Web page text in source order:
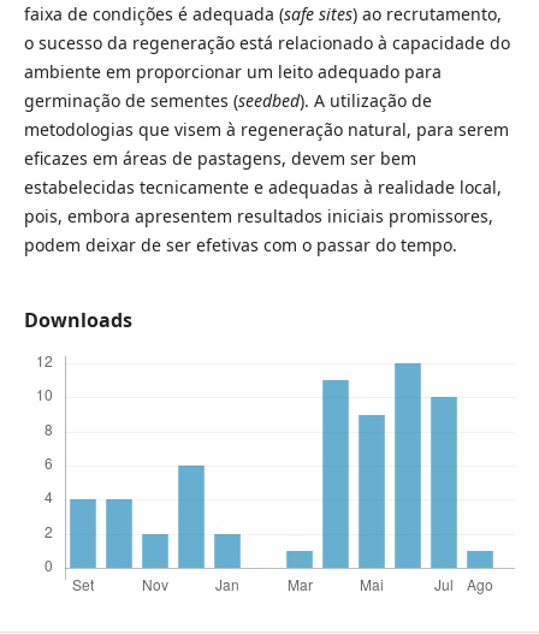
faixa de condições é adequada (safe sites) ao recrutamento,
o sucesso da regeneração está relacionado à capacidade do
ambiente em proporcionar um leito adequado para
germinação de sementes (seedbed). A utilização de
metodologias que visem à regeneração natural, para serem
eficazes em áreas de pastagens, devem ser bem
estabelecidas tecnicamente e adequadas à realidade local,
pois, embora apresentem resultados iniciais promissores,
podem deixar de ser efetivas com o passar do tempo.
Downloads